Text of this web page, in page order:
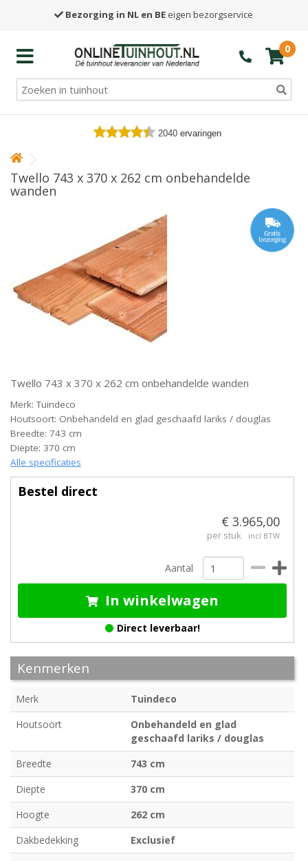
Bezorging in NL en BE eigen bezorgservice
0
2040 ervaringen
Twello 743 x 370 x 262 cm onbehandelde
wanden
Twello 743 x 370 x 262 cm onbehandelde wanden
Merk: Tuindeco
Houtsoort: Onbehandeld en glad geschaafd lariks / douglas
Breedte: 743 cm
Diepte: 370 cm
Alle specificaties
Bestel direct
€ 3.965,00
per stuk incl BTW
Aantal
In winkelwagen
Direct leverbaar!
Kenmerken
Merk
Tuindeco
Houtsoort
Onbehandeld en glad
geschaafd lariks / douglas
Breedte
743 cm
Diepte
370 cm
Hoogte
262 cm
Dakbedekking
Exclusief